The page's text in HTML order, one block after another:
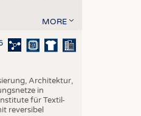
MORE
Architektur,
in
für Textil-
reversibel